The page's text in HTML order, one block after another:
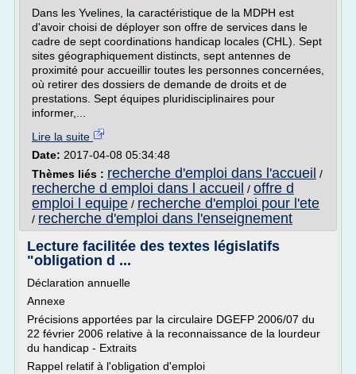
Dans les Yvelines, la caractéristique de la MDPH est
d'avoir choisi de déployer son offre de services dans le
cadre de sept coordinations handicap locales (CHL). Sept
sites géographiquement distincts, sept antennes de
proximité pour accueillir toutes les personnes concernées,
où retirer des dossiers de demande de droits et de
prestations. Sept équipes pluridisciplinaires pour
informer,...
Lire la suite
Date: 2017-04-08 05:34:48
Thèmes liés : recherche d'emploi dans l'accueil /
recherche d emploi dans l accueil / offre d
emploi l equipe / recherche d'emploi pour l'ete
/ recherche d'emploi dans l'enseignement
Lecture facilitée des textes législatifs
"obligation d ...
Déclaration annuelle
Annexe
Précisions apportées par la circulaire DGEFP 2006/07 du
22 février 2006 relative à la reconnaissance de la lourdeur
du handicap - Extraits
Rappel relatif à l'obligation d'emploi